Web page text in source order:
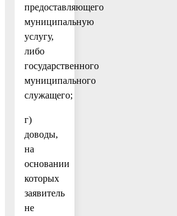
предоставляющего
муниципальную
услугу,
либо
государственного
муниципального
служащего;
г)
доводы,
на
основании
которых
заявитель
не